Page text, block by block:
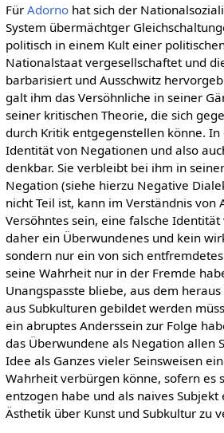
Für Adornohat sich der
System übermächtger
politisch in einem Kult einer
Nationalstaat vergesellschaftet und
barbarisiert und Ausschwitz
galt ihm das Versöhnliche in seiner
seiner kritischen Theorie, die sich
durch Kritik entgegenstellen könne.
Identität von Negationen und also
denkbar. Sie verbleibt bei ihm in
Negation (siehe hierzu Negative
nicht Teil ist, kann im Verständnis von
Versöhntes sein, eine falsche
daher ein Überwundenes und kein
sondern nur ein von sich
seine Wahrheit nur in der Fremde
Unangspasste bliebe, aus dem
aus Subkulturen gebildet werden
ein abruptes Anderssein zur Folge
das Überwundene als Negation allen
Idee als Ganzes vieler Seinsweisen
Wahrheit verbürgen könne, sofern es
entzogen habe und als naives
Ästhetik über Kunst und Subkultur zu